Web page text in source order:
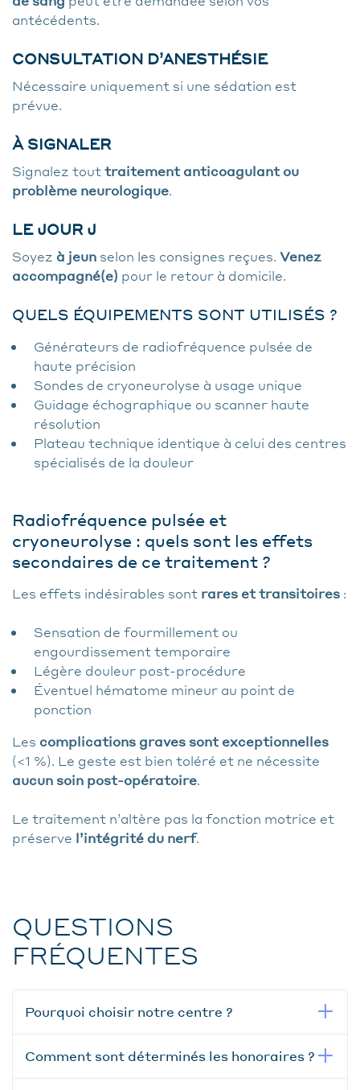
antécédents.
CONSULTATION D’ANESTHÉSIE
Nécessaire uniquement si une sédation est
prévue.
À SIGNALER
Signalez touttraitement anticoagulant ou
problème neurologique.
LE JOUR J
Soyez à jeun selon les consignes reçues. Venez
accompagné(e) pour le retour à domicile.
QUELS ÉQUIPEMENTS SONT UTILISÉS ?
Générateurs de radiofréquence pulsée de
haute précision
Sondes de cryoneurolyse à usage unique
Guidage échographique ou scanner haute
résolution
Plateau technique identique à celui des centres
spécialisés de la douleur
Radiofréquence pulsée et
cryoneurolyse : quels sont les effets
secondaires de ce traitement ?
Les effets indésirables sont rares et transitoires :
Sensation de fourmillement ou
engourdissement temporaire
Légère douleur post-procédure
Éventuel hématome mineur au point de
ponction
Les complications graves sont exceptionnelles
(<1 %). Le geste est bien toléré et ne nécessite
aucun soin post-opératoire.
Le traitement n’altère pas la fonction motrice et
préserve l’intégrité du nerf.
QUESTIONS
FRÉQUENTES
Pourquoi choisir notre centre ?
Comment sont déterminés les honoraires ?